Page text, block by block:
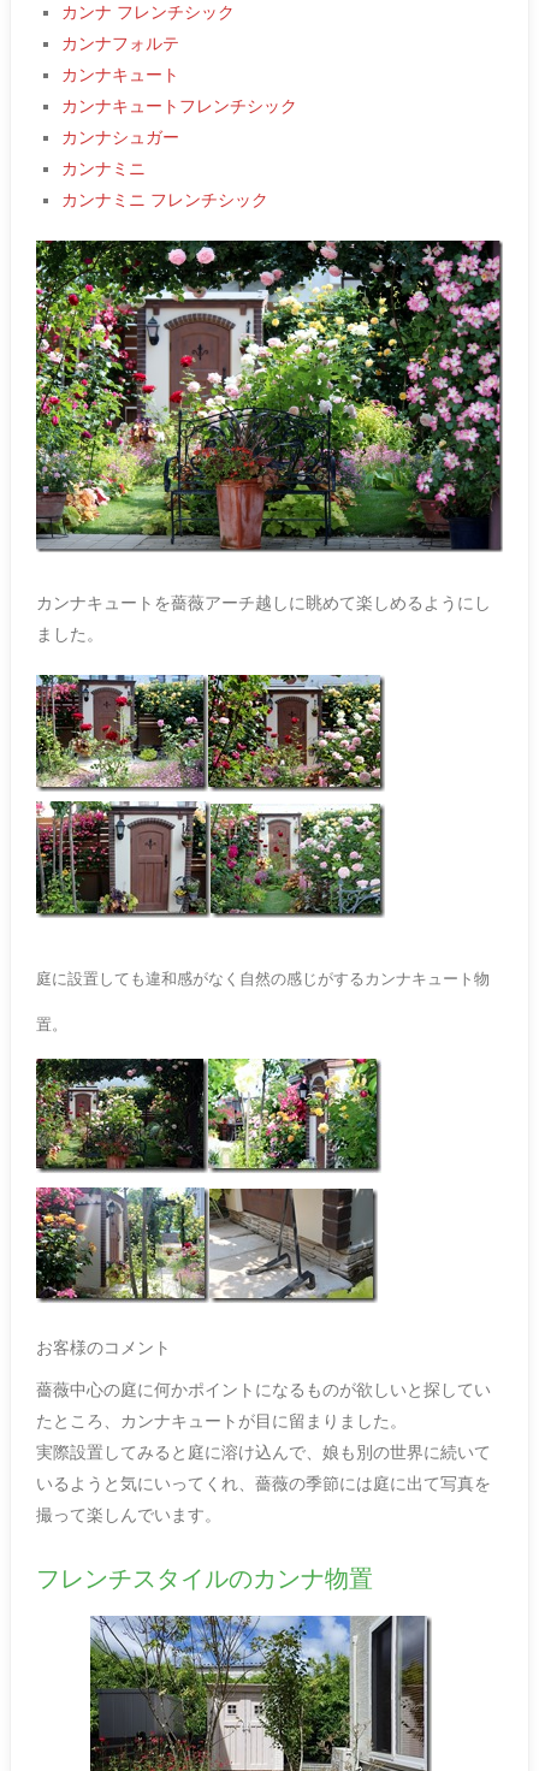
カンナ フレンチシック
カンナフォルテ
カンナキュート
カンナキュートフレンチシック
カンナシュガー
カンナミニ
カンナミニ フレンチシック
カンナキュートを薔薇アーチ越しに眺めて楽しめるようにし
ました。
庭に設置しても違和感がなく自然の感じがするカンナキュート物
置。
お客様のコメント
薔薇中心の庭に何かポイントになるものが欲しいと探してい
たところ、カンナキュートが目に留まりました。
実際設置してみると庭に溶け込んで、娘も別の世界に続いて
いるようと気にいってくれ、薔薇の季節には庭に出て写真を
撮って楽しんでいます。
フレンチスタイルのカンナ物置